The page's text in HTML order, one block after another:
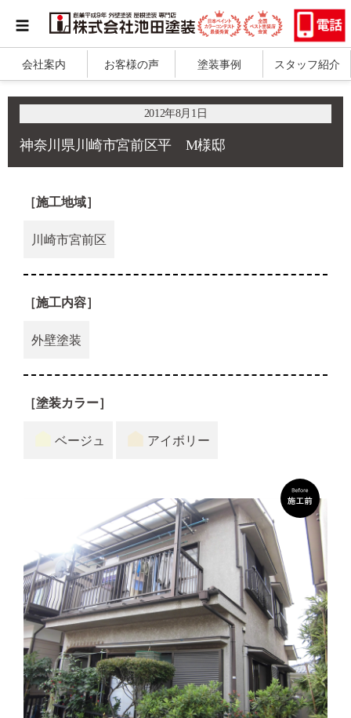
会社案内 お客様の声 塗装事例 スタッフ紹介
2012年8月1日
神奈川県川崎市宮前区平 M様邸
［施工地域］
川崎市宮前区
［施工内容］
外壁塗装
［塗装カラー］
ベージュ アイボリー